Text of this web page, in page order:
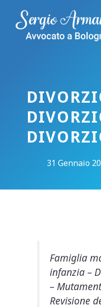
contenuto
31 Gennaio
Famiglia
infanzia –
–
Revisione